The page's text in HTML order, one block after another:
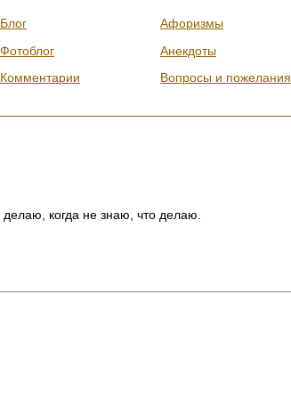
Блог
Фотоблог
Комментарии
Афоризмы
Анекдоты
Вопросы и пожелания
делаю, когда не знаю, что делаю.